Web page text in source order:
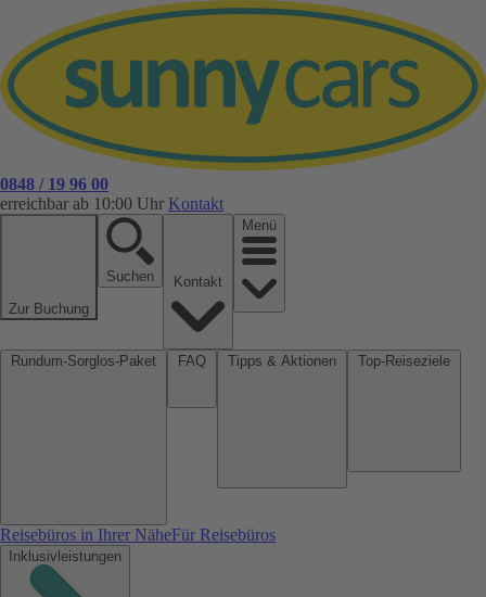
0848 / 19 96 00
erreichbar ab 10:00 Uhr Kontakt
Zur Buchung
Suchen
Menü
Reisebüros in Ihrer NäheFür Reisebüros
Inklusivleistungen